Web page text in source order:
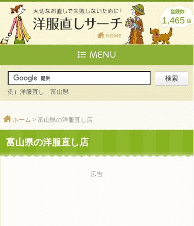
1,465
例）洋服直し 富山県
ホーム > 富山県の洋服直し店
富山県の洋服直し店